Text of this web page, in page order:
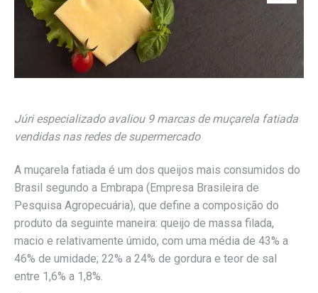
Júri especializado avaliou 9 marcas de muçarela fatiada
vendidas nas redes de supermercado
A muçarela fatiada é um dos queijos mais consumidos do
Brasil segundo a Embrapa (Empresa Brasileira de
Pesquisa Agropecuária), que define a composição do
produto da seguinte maneira: queijo de massa filada,
macio e relativamente úmido, com uma média de 43% a
46% de umidade; 22% a 24% de gordura e teor de sal
entre 1,6% a 1,8%.